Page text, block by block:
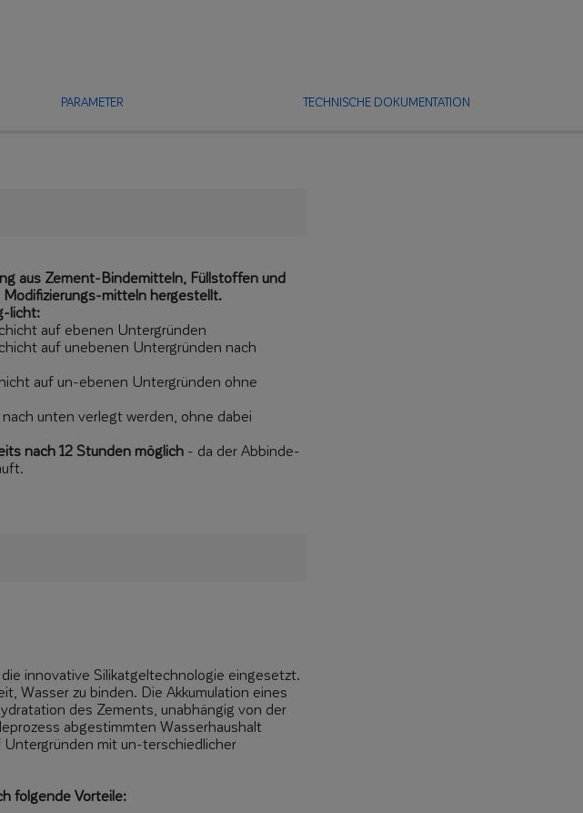
PARAMETER TECHNISCHE DOKUMENTATION
aus Zement-Bindemitteln, Füllstoffen und
mitteln hergestellt.
licht:
auf ebenen Untergründen
auf unebenen Untergründen nach
auf un-ebenen Untergründen ohne
unten verlegt werden, ohne dabei
nach 12 Stunden möglich - da der Abbinde-
innovative Silikatgeltechnologie eingesetzt.
Wasser zu binden. Die Akkumulation eines
des Zements, unabhängig von der
abgestimmten Wasserhaushalt
mit un-terschiedlicher
folgende Vorteile: